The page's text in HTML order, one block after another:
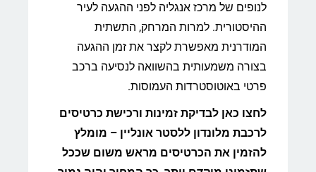
לנופים של מרכז אנגליה לפני ההגעה לעיר
ההיסטורית. למרות המרחק, התשתית
המודרנית מאפשרת לקצר את זמן ההגעה
בצורה משמעותית בהשוואה לנסיעה ברכב
פרטי באוטוסטרדות העמוסות.
לחצו כאן לבדיקת זמינות ורכישת כרטיסים
לרכבת מלונדון ללסטר אונליין – מומלץ
להזמין את הכרטיסים מראש משום שככל